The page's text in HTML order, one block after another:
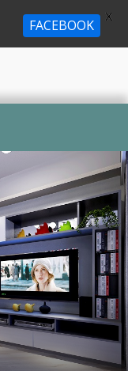
FACEBOOK
X